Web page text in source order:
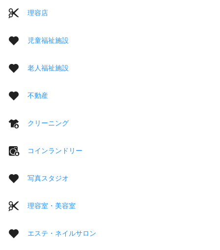
理容店
児童福祉施設
老人福祉施設
不動産
クリーニング
コインランドリー
写真スタジオ
理容室・美容室
エステ・ネイルサロン